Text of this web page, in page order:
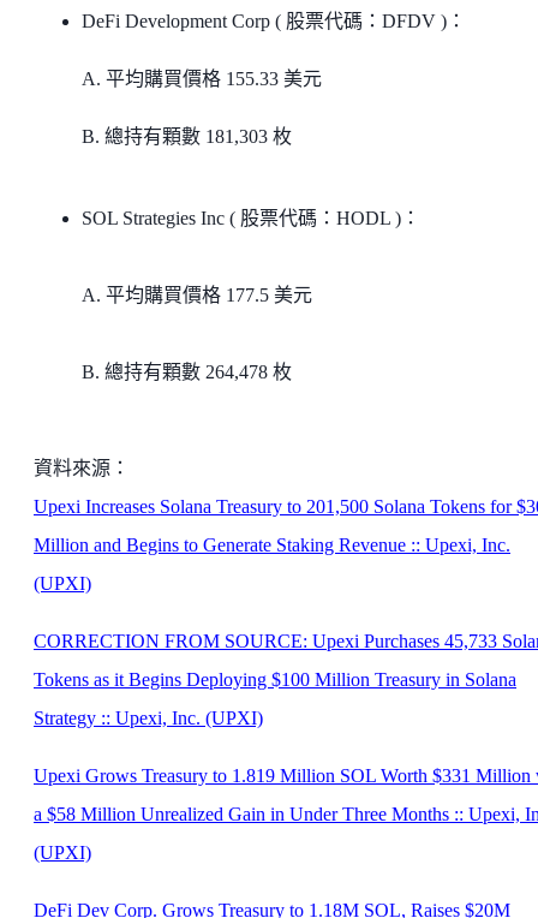
DeFi Development Corp ( 股票代碼：DFDV )：
A. 平均購買價格 155.33 美元
B. 總持有顆數 181,303 枚
SOL Strategies Inc ( 股票代碼：HODL )：
A. 平均購買價格 177.5 美元
B. 總持有顆數 264,478 枚
資料來源：
Upexi Increases Solana Treasury to 201,500 Solana Tokens for
Million and Begins to Generate Staking Revenue :: Upexi, Inc.
(UPXI)
CORRECTION FROM SOURCE: Upexi Purchases 45,733
Tokens as it Begins Deploying $100 Million Treasury in Solana
Strategy :: Upexi, Inc. (UPXI)
Upexi Grows Treasury to 1.819 Million SOL Worth $331 Million
a $58 Million Unrealized Gain in Under Three Months :: Upexi,
(UPXI)
DeFi Dev Corp. Grows Treasury to 1.18M SOL, Raises $20M